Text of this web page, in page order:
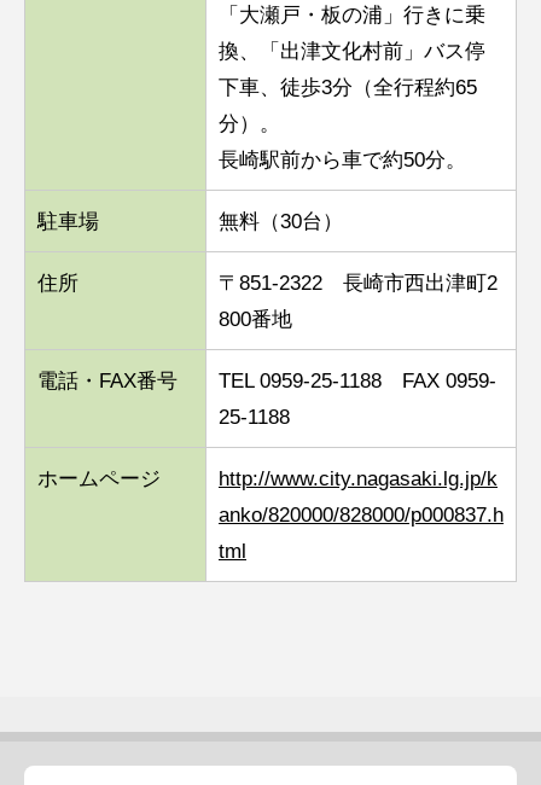
「大瀬戸・板の浦」行きに乗
換、「出津文化村前」バス停
下車、徒歩3分（全行程約65
分）。
長崎駅前から車で約50分。
駐車場 無料（30台）
住所
〒851-2322 長崎市西出津町2
800番地
電話・FAX番号
TEL 0959-25-1188 FAX 0959-
25-1188
ホームページ
http://www.city.nagasaki.lg.jp/k
anko/820000/828000/p000837.h
tml